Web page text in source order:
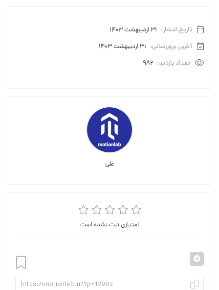
تاریخ انتشار: 31 اردیبهشت 1403
آخرین بروزرسانی: 31 اردیبهشت 1403
تعداد بازدید: 982
علی
افزودن
امتیازی ثبت نشده است